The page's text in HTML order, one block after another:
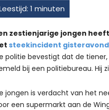
zestienjarige jongen
steekincident gisteravond
politie bevestigt dat de
bij een politiebureau. Hij
jongen is verdacht van het
een supermarkt aan de